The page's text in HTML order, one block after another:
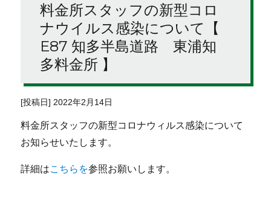
料金所スタッフの新型コロ
ナウイルス感染について【
E87 知多半島道路 東浦知
多料金所 】
[投稿日] 2022年2月14日
料金所スタッフの新型コロナウィルス感染について
お知らせいたします。
詳細はこちらを参照お願いします。